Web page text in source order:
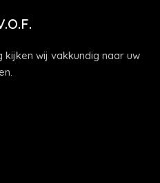
wij vakkundig naar uw